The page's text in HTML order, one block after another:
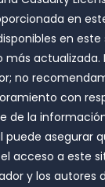
en
en
actualizada.
no
con
de la
puede
acceso a este
y los